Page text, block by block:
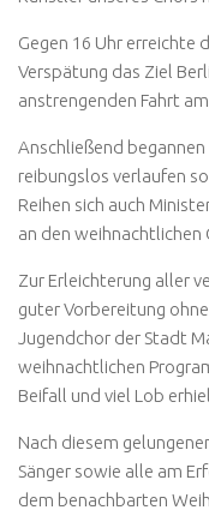
Gegen 16 Uhr erreichte
Verspätung das Ziel
anstrengenden Fahrt
Anschließend
reibungslos verlaufen
Reihen sich auch
an den weihnachtlichen
Zur Erleichterung aller
guter Vorbereitung
Jugendchor der Stadt
weihnachtlichen
Beifall und viel Lob
Nach diesem
Sänger sowie alle am
dem benachbarten